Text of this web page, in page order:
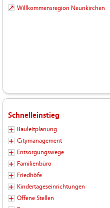
Willkommensregion Neunkirchen
Schnelleinstieg
Bauleitplanung
Citymanagement
Entsorgungswege
Familienbüro
Friedhöfe
Kindertageseinrichtungen
Offene Stellen